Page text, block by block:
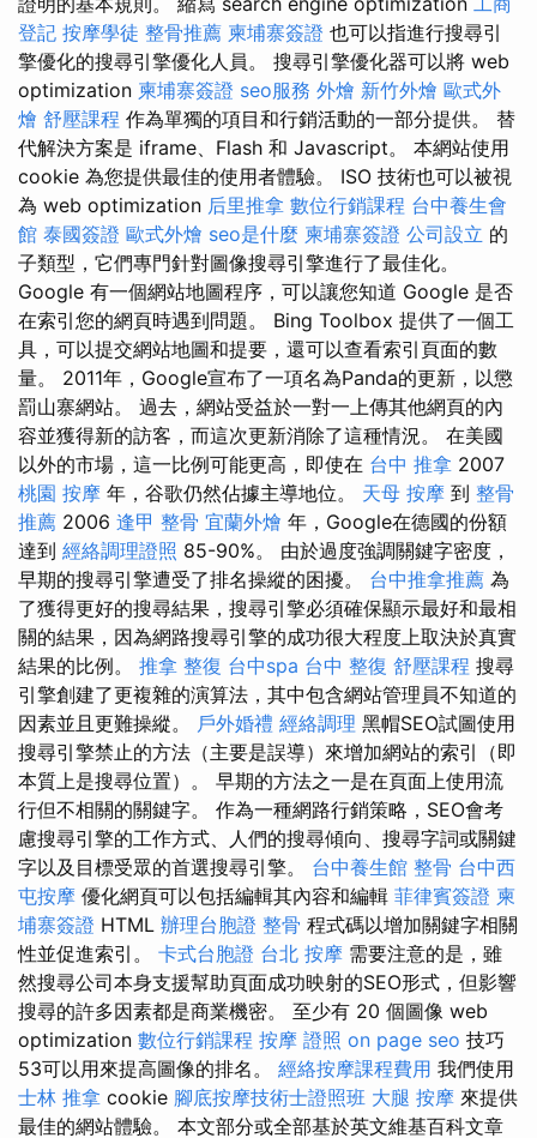
登記 按摩學徒 整骨推薦 柬埔寨簽證 也可以指進行搜尋引
擎優化的搜尋引擎優化人員。 搜尋引擎優化器可以將 web
optimization 柬埔寨簽證 seo服務 外燴 新竹外燴 歐式外
燴 舒壓課程 作為單獨的項目和行銷活動的一部分提供。 替
代解決方案是 iframe、Flash 和 Javascript。 本網站使用
cookie 為您提供最佳的使用者體驗。 ISO 技術也可以被視
為 web optimization 后里推拿 數位行銷課程 台中養生會
館 泰國簽證 歐式外燴 seo是什麼 柬埔寨簽證 公司設立 的
子類型，它們專門針對圖像搜尋引擎進行了最佳化。
Google 有一個網站地圖程序，可以讓您知道 Google 是否
在索引您的網頁時遇到問題。 Bing Toolbox 提供了一個工
具，可以提交網站地圖和提要，還可以查看索引頁面的數
量。 2011年，Google宣布了一項名為Panda的更新，以懲
罰山寨網站。 過去，網站受益於一對一上傳其他網頁的內
容並獲得新的訪客，而這次更新消除了這種情況。 在美國
以外的市場，這一比例可能更高，即使在 台中 推拿 2007
桃園 按摩 年，谷歌仍然佔據主導地位。 天母 按摩 到 整骨
推薦 2006 逢甲 整骨 宜蘭外燴 年，Google在德國的份額
達到 經絡調理證照 85-90%。 由於過度強調關鍵字密度，
早期的搜尋引擎遭受了排名操縱的困擾。 台中推拿推薦 為
了獲得更好的搜尋結果，搜尋引擎必須確保顯示最好和最相
關的結果，因為網路搜尋引擎的成功很大程度上取決於真實
結果的比例。 推拿 整復 台中spa 台中 整復 舒壓課程 搜尋
引擎創建了更複雜的演算法，其中包含網站管理員不知道的
因素並且更難操縱。 戶外婚禮 經絡調理 黑帽SEO試圖使用
搜尋引擎禁止的方法（主要是誤導）來增加網站的索引（即
本質上是搜尋位置）。 早期的方法之一是在頁面上使用流
行但不相關的關鍵字。 作為一種網路行銷策略，SEO會考
慮搜尋引擎的工作方式、人們的搜尋傾向、搜尋字詞或關鍵
字以及目標受眾的首選搜尋引擎。 台中養生館 整骨 台中西
屯按摩 優化網頁可以包括編輯其內容和編輯 菲律賓簽證 柬
埔寨簽證 HTML 辦理台胞證 整骨 程式碼以增加關鍵字相關
性並促進索引。 卡式台胞證 台北 按摩 需要注意的是，雖
然搜尋公司本身支援幫助頁面成功映射的SEO形式，但影響
搜尋的許多因素都是商業機密。 至少有 20 個圖像 web
optimization 數位行銷課程 按摩 證照 on page seo 技巧
53可以用來提高圖像的排名。 經絡按摩課程費用 我們使用
士林 推拿 cookie 腳底按摩技術士證照班 大腿 按摩 來提供
最佳的網站體驗。 本文部分或全部基於英文維基百科文章